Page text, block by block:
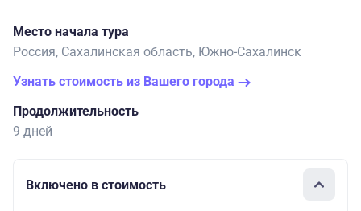
Место начала тура
Россия, Сахалинская область, Южно-Сахалинск
Узнать стоимость из Вашего города
Продолжительность
9 дней
Включено в стоимость